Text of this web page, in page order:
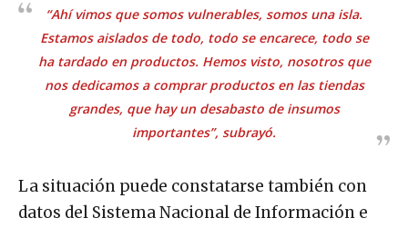
“Ahí vimos que somos vulnerables, somos una isla.
Estamos aislados de todo, todo se encarece, todo se
ha tardado en productos. Hemos visto, nosotros que
nos dedicamos a comprar productos en las tiendas
grandes, que hay un desabasto de insumos
importantes”, subrayó.
La situación puede constatarse también con
datos del Sistema Nacional de Información e